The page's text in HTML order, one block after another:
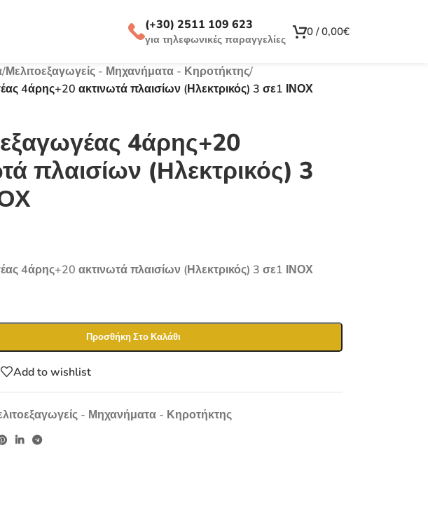
(+30) 2511 109 623
για τηλεφωνικές παραγγελίες
0 / 0,00€
/Μελιτοεξαγωγείς - Μηχανήματα - Κηροτήκτης/
4άρης+20 ακτινωτά πλαισίων (Ηλεκτρικός) 3 σε1 ΙΝΟΧ
4άρης+20
πλαισίων (Ηλεκτρικός) 3
4άρης+20 ακτινωτά πλαισίων (Ηλεκτρικός) 3 σε1 ΙΝΟΧ
Προσθήκη Στο Καλάθι
Add to wishlist
- Μηχανήματα - Κηροτήκτης